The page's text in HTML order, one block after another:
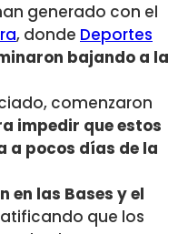
generado con el
, donde Deportes
bajando a la
comenzaron
impedir que estos
a pocos días de la
en las Bases y el
que los